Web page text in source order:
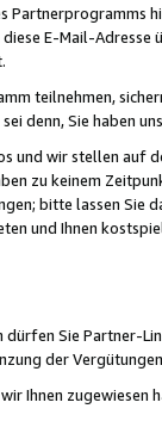
Partnerprogramms
E-Mail-
teilnehmen,
denn, Sie haben
und wir stellen auf
zu keinem
bitte lassen Sie
und Ihnen
Sie Partner-
der
Ihnen zugewiesen